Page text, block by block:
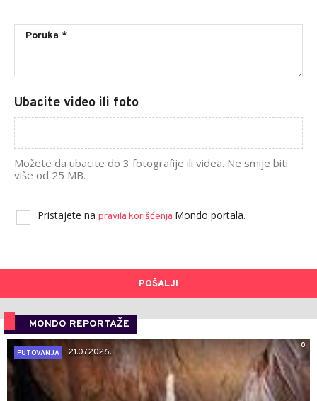
Ubacite video ili foto
Možete da ubacite do 3 fotografije ili videa. Ne smije biti
više od 25 MB.
Pristajete na pravila korišćenja Mondo portala.
POŠALJI
MONDO REPORTAŽE
0
PUTOVANJA
21.07.2026.